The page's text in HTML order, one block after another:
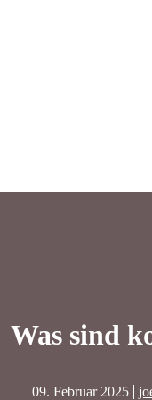
Was sind
09. Februar 2025